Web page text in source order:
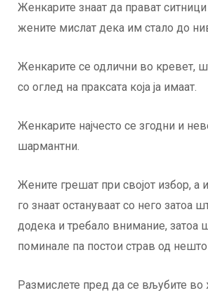
Женкарите знаат да прават
жените мислат дека им стало до
Женкарите се одлични во кревет,
со оглед на праксата која ја имаат.
Женкарите најчесто се згодни и
шармантни.
Жените грешат при својот избор, а
го знаат остануваат со него затоа
додека и требало внимание, затоа
поминале па постои страв од
Размислете пред да се вљубите